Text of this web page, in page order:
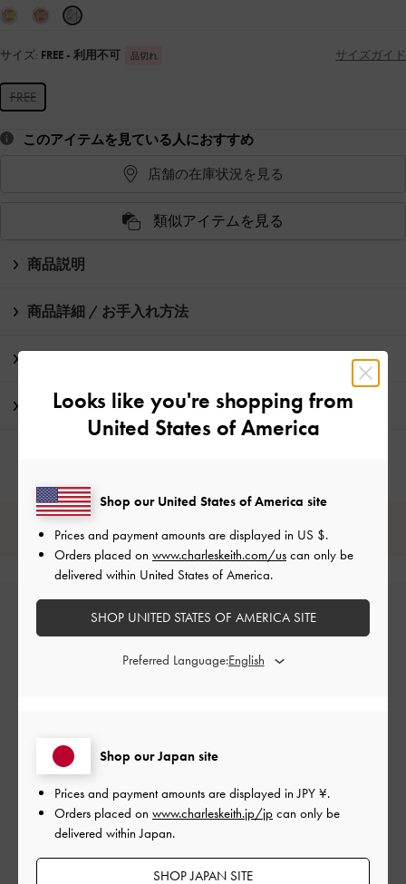
サイズ: FREE - 利用不可 品切れ サイズガイド
FREE
このアイテムを見ている人におすすめ
店舗の在庫状況を見る
類似アイテムを見る
商品説明
商品詳細 / お手入れ方法
配送 & 返品
レビューは購入した方のみ投稿ができます。
ご感想をお聞かせください
Let us know what you think
Looks like you're shopping from
United States of America
Shop our Japan site
Prices and payment amounts are displayed inJPY ¥.
Orders placed on www.charleskeith.jp/jp can only be
delivered within Japan.
SHOP JAPAN SITE
Shop our United States of America site
Prices and payment amounts are displayed in US $.
Orders placed on www.charleskeith.com/us can only be
delivered within United States of America.
SHOP UNITED STATES OF AMERICA SITE
Preferred Language: